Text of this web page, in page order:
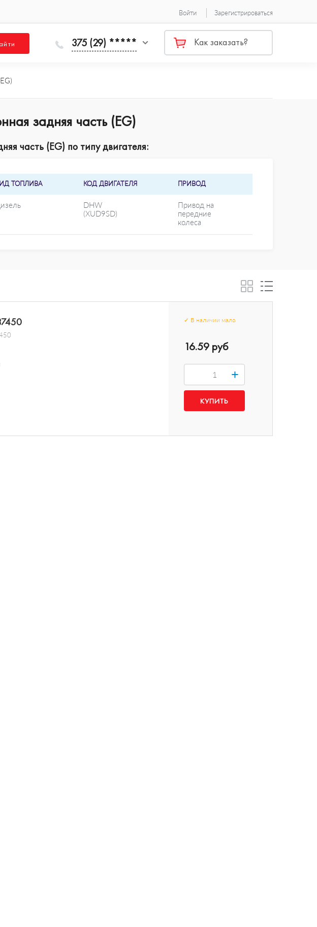
Войти Зарегистрироваться
375 (29) ***** Как заказать?
задняя часть (EG)
часть (EG) по типу двигателя:
ТОПЛИВА КОД ДВИГАТЕЛЯ ПРИВОД
DHW
(XUD9SD)
Привод на
передние
колеса
✓ В наличии мало
16.59 руб
+